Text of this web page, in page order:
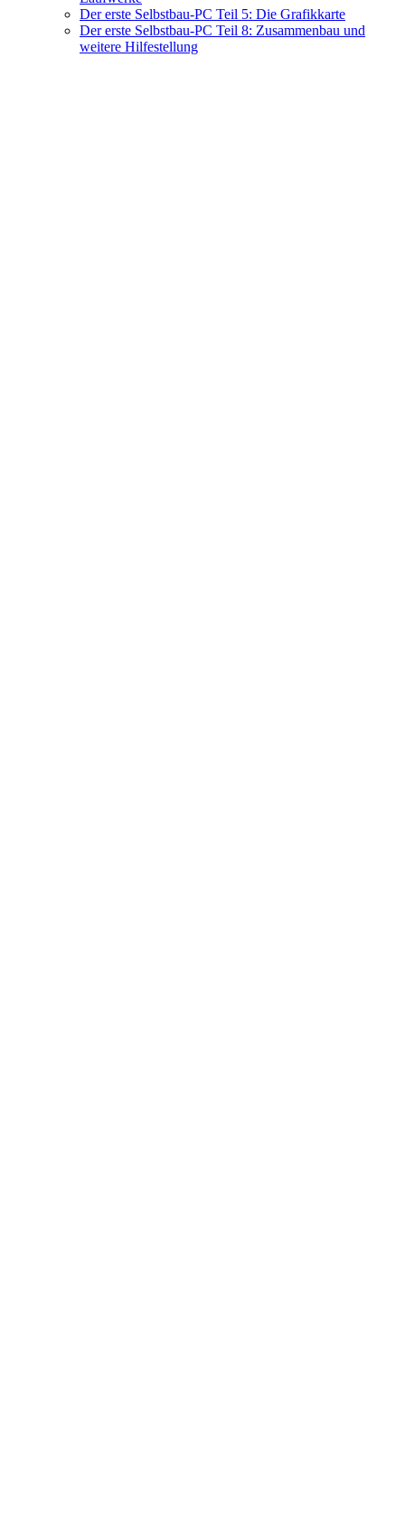
Der erste Selbstbau-PC Teil 5: Die Grafikkarte
Der erste Selbstbau-PC Teil 8: Zusammenbau und
weitere Hilfestellung